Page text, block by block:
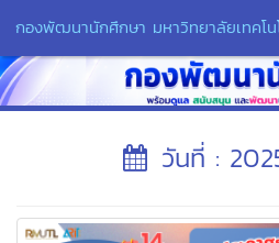
กองพัฒนานักศึกษา มหาวิทยาลัยเทคโน
วันที่ :